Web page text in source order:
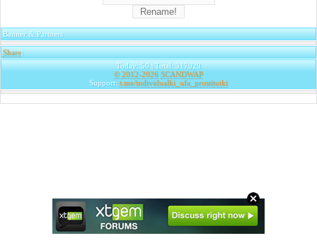
Banner & Partners
Share|
Today: 50 | Total: 317029
© 2012-2026 SCANDWAP
Support: t.me/individualki_ufa_prostitutki